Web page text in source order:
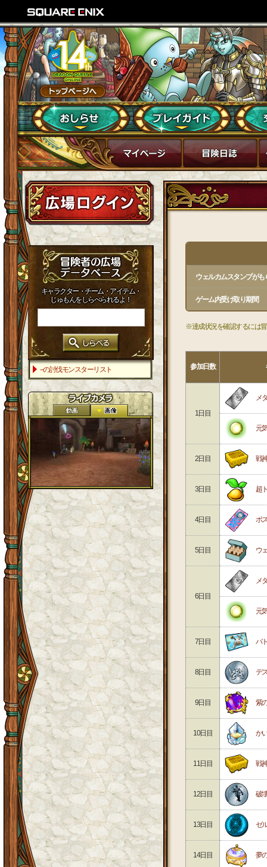
キャラクター・チーム・アイテム・
じゅもんをしらべられるよ！
--の討伐モンスターリスト
ウェルカムスタンプがも
ゲーム内受け取り期間
※達成状況を確認するには
参加日数
1日目
メ
元
2日目 戦
3日目 超
4日目 ボ
5日目 ウ
6日目
メ
元
7日目 バ
8日目 デ
9日目 紫
10日目 か
11日目 戦
12日目 破
13日目 ゼ
14日目 夢